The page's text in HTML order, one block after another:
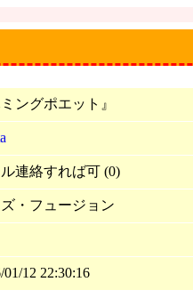
ミングポエット』
ル連絡すれば可 (0)
・フュージョン
01/12 22:30:16